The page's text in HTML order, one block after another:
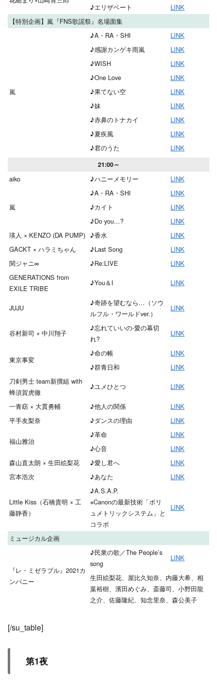
♪エリザベート
LINK
【特別企画】嵐『FNS歌謡祭』名場面集
嵐
♪A・RA・SHI
LINK
♪感謝カンゲキ雨嵐
LINK
♪WISH
LINK
♪One Love
LINK
♪果てない空
LINK
♪妹
LINK
♪赤鼻のトナカイ
LINK
♪夏疾風
LINK
♪君のうた
LINK
21:00～
aiko ♪ハニーメモリー LINK
嵐
♪A・RA・SHI
LINK
♪カイト
LINK
♪Do you…?
LINK
瑛人 × KENZO (DA PUMP) ♪香水
LINK
GACKT × ハラミちゃん
♪Last Song
LINK
関ジャニ∞
♪Re:LIVE
LINK
GENERATIONS from
EXILE TRIBE
♪You＆I LINK
JUJU
♪奇跡を望むなら…（ソウ
ルフル・ワールドver.）
LINK
谷村新司 × 中川翔子
♪忘れていいの-愛の幕切
れ?
LINK
東京事変
♪命の帳
LINK
♪群青日和
LINK
刀剣男士 team新撰組 with
蜂須賀虎徹
♪ユメひとつ LINK
一青窈 × 大貫勇輔 ♪他人の関係
LINK
平手友梨奈
♪ダンスの理由 LINK
福山雅治
♪革命
LINK
♪心音
LINK
森山直太朗 × 生田絵梨花
♪愛し君へ
LINK
宮本浩次
♪あなた LINK
Little Kiss（石橋貴明 × 工
藤静香）
♪A.S.A.P.
※Canonの最新技術「ボリ
ュメトリックシステム」と
コラボ
LINK
ミュージカル企画
『レ・ミゼラブル』2021カ
ンパニー
♪民衆の歌／The People’s
song
LINK
生田絵梨花、屋比久知奈、内藤大希、相
葉裕樹、濱田めぐみ、斎藤司、小野田龍
之介、佐藤隆紀、知念里奈、森公美子
[/su_table]
第1夜